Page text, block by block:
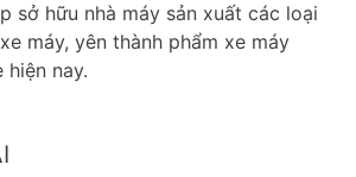
sở hữu nhà máy sản xuất các loại
máy, yên thành phẩm xe máy
nay.